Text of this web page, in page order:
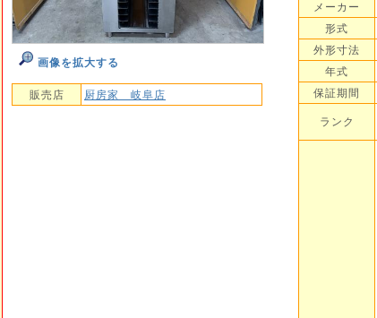
画像を拡大する
販売店 厨房家 岐阜店
メーカー
形式
外形寸法
年式
保証期間
ランク